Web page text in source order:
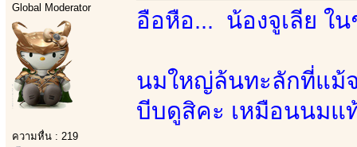
Global Moderator
ความหื่น : 219
อือหือ... น้องจูเลีย ใ
นมใหญ่ล้นทะลักที่แม้
บีบดูสิคะ เหมือนนมแ